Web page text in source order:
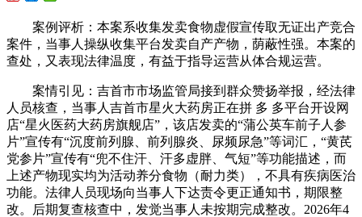
案例评析：本案系收集发卖食物虚假宣传取无证出产竞合
案件，当事人操纵收集平台发卖自产产物，荫蔽性强。本案的
查处，又表现法律温度，有益于指导运营从体合规运营。
案情引见：吉首市市场监管局接到群众赞扬举报，经法律
人员核查，当事人吉首市星火大药房正在拼 多 多平台开设网
店“星火医药大药房旗舰店”，该店发卖的“蒲公英车前子人参
片”宣传有“沉度前列腺、前列腺炎、尿频尿急”等词汇，“黄芪
党参片”宣传有“兜不住汗、汗多虚胖、气短”等功能描述，而
上述产物现实均为活动养分食物（耐力类），不具有疾病医治
功能。法律人员现场向当事人下达责令更正通知书，期限整
改。后期复查核查中，发觉当事人未按期完成整改。2026年4